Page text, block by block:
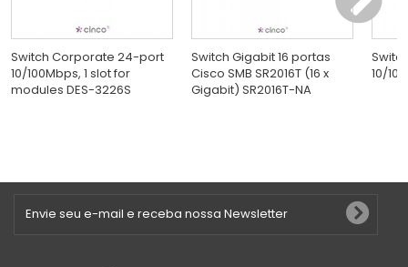
Switch Corporate 24-port
10/100Mbps, 1 slot for
modules DES-3226S
Switch Gigabit 16 portas
Cisco SMB SR2016T (16 x
Gigabit) SR2016T-NA
10/